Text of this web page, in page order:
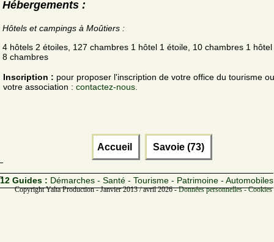
Hébergements :
Hôtels et campings à Moûtiers :
4 hôtels 2 étoiles, 127 chambres 1 hôtel 1 étoile, 10 chambres 1
8 chambres
Inscription : pour proposer l'inscription de votre office du tourisme
votre association : contactez-nous.
Accueil Savoie (73)
12 Guides : Démarches - Santé - Tourisme - Patrimoine - Automobiles
Copyright Yalta Production - Janvier 2013 / avril 2026 -Données personnelles -